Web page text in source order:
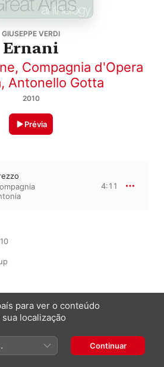
GIUSEPPE VERDI
Ernani
, Compagnia d'Opera
, Antonello Gotta
2010
Prévia
4:11
of Opera, Vol. 1
para ver o conteúdo
localização
Continuar